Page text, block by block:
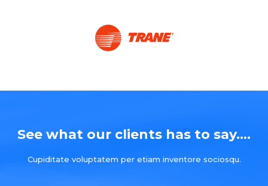
See what our clients has to say....
Cupiditate voluptatem per etiam inventore sociosqu.